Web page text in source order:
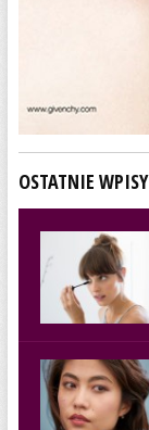
OSTATNIE WPISY